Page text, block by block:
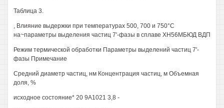
Таблица 3.
, Влияние выдержки при температурах 500, 700 и 750°С
на~параметры выделения частиц 7'-фазы в сплаве ХН56МБЮД ВДП
Режим термической обработки Параметры выделений частиц 7'-
фазы Примечание
Средний диаметр частиц, нм Концентрация частиц, м Объемная
доля, %
исходное состояние* 20 9А1021 3,8 -